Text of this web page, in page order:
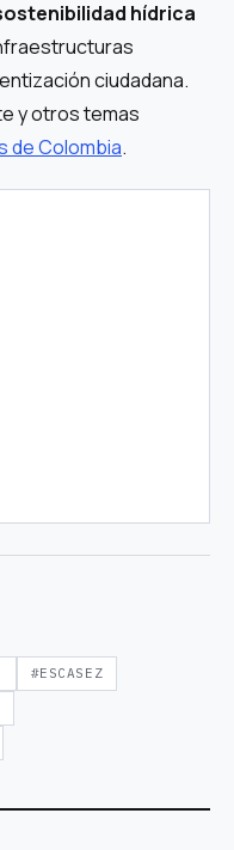
hídrica
ciudadana.
y otros temas
de Colombia.
#ESCASEZ